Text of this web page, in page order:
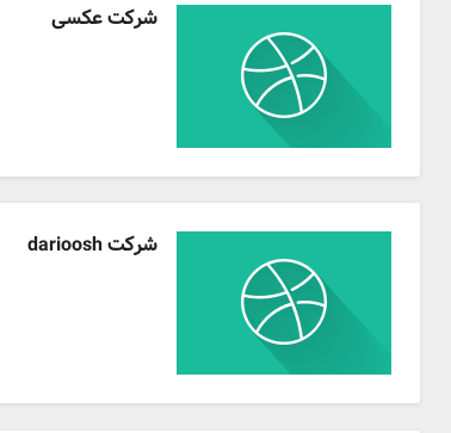
شرکت عکسی
شرکت darioosh